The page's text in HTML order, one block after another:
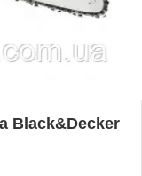
Black&Decker